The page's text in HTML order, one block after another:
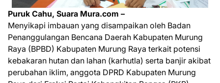
Puruk Cahu, Suara Mura.com –
Menyikapi imbauan yang disampaikan oleh Badan
Penanggulangan Bencana Daerah Kabupaten Murung
Raya (BPBD) Kabupaten Murung Raya terkait potensi
kebakaran hutan dan lahan (karhutla) serta banjir akibat
perubahan iklim, anggota DPRD Kabupaten Murung